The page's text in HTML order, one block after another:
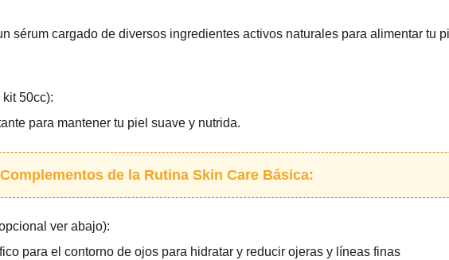
sérum cargado de diversos ingredientes activos naturales para alimentar tu
50cc):
para mantener tu piel suave y nutrida.
Complementos de la Rutina Skin Care Básica:
ver abajo):
para el contorno de ojos para hidratar y reducir ojeras y líneas finas